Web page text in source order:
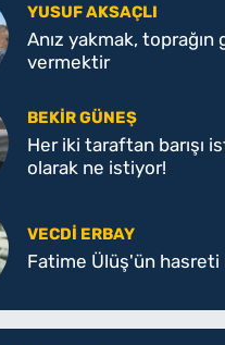
YUSUF AKSAÇLI
Anız yakmak,
vermektir
BEKIR GÜNEŞ
Her iki taraftan barışı
olarak ne istiyor!
VECDI ERBAY
Fatime Ülüş'ün hasreti